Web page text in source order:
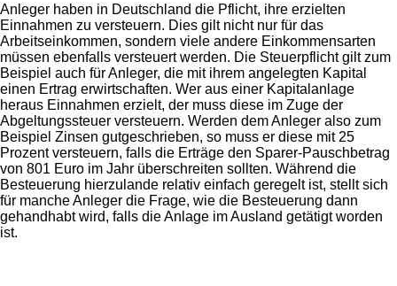
Anleger haben in Deutschland die Pflicht, ihre erzielten
Einnahmen zu versteuern. Dies gilt nicht nur für das
Arbeitseinkommen, sondern viele andere Einkommensarten
müssen ebenfalls versteuert werden. Die Steuerpflicht gilt zum
Beispiel auch für Anleger, die mit ihrem angelegten Kapital
einen Ertrag erwirtschaften. Wer aus einer Kapitalanlage
heraus Einnahmen erzielt, der muss diese im Zuge der
Abgeltungssteuer versteuern. Werden dem Anleger also zum
Beispiel Zinsen gutgeschrieben, so muss er diese mit 25
Prozent versteuern, falls die Erträge den Sparer-Pauschbetrag
von 801 Euro im Jahr überschreiten sollten. Während die
Besteuerung hierzulande relativ einfach geregelt ist, stellt sich
für manche Anleger die Frage, wie die Besteuerung dann
gehandhabt wird, falls die Anlage im Ausland getätigt worden
ist.